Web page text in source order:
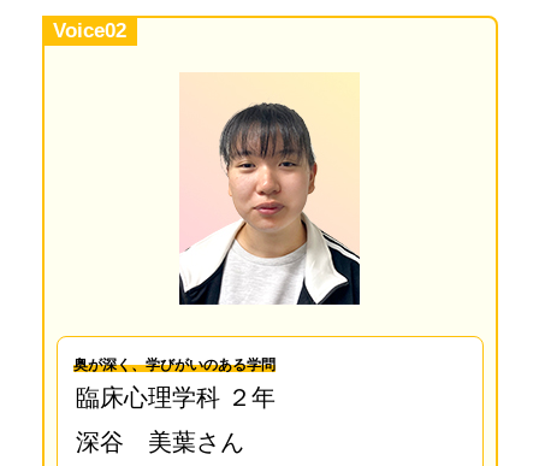
Voice02
奥が深く、学びがいのある学問
臨床心理学科 ２年
深谷 美葉さん